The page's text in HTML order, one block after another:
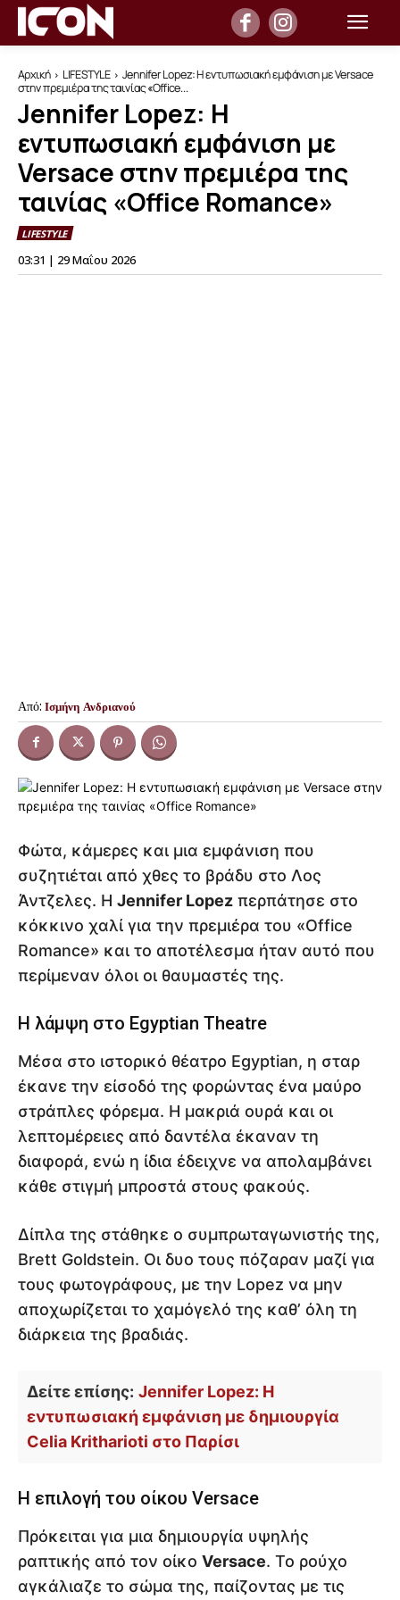
Αρχική LIFESTYLE
Jennifer Lopez: Η εντυπωσιακή εμφάνιση με Versace
στην πρεμιέρα της ταινίας «Office...
Jennifer Lopez: Η
εντυπωσιακή εμφάνιση με
Versace στην πρεμιέρα της
ταινίας «Office Romance»
LIFESTYLE
03:31 | 29 Μαΐου 2026
Από: Ισμήνη Ανδριανού
Φώτα, κάμερες και μια εμφάνιση που
συζητιέται από χθες το βράδυ στο Λος
Άντζελες. Η Jennifer Lopez περπάτησε στο
κόκκινο χαλί για την πρεμιέρα του «Office
Romance» και το αποτέλεσμα ήταν αυτό που
περίμεναν όλοι οι θαυμαστές της.
Η λάμψη στο Egyptian Theatre
Μέσα στο ιστορικό θέατρο Egyptian, η σταρ
έκανε την είσοδό της φορώντας ένα μαύρο
στράπλες φόρεμα. Η μακριά ουρά και οι
λεπτομέρειες από δαντέλα έκαναν τη
διαφορά, ενώ η ίδια έδειχνε να απολαμβάνει
κάθε στιγμή μπροστά στους φακούς.
Δίπλα της στάθηκε ο συμπρωταγωνιστής της,
Brett Goldstein. Οι δυο τους πόζαραν μαζί για
τους φωτογράφους, με την Lopez να μην
αποχωρίζεται το χαμόγελό της καθ’ όλη τη
διάρκεια της βραδιάς.
Δείτε επίσης: Jennifer Lopez: Η
εντυπωσιακή εμφάνιση με δημιουργία
Celia Kritharioti στο Παρίσι
Η επιλογή του οίκου Versace
Πρόκειται για μια δημιουργία υψηλής
ραπτικής από τον οίκο Versace. Το ρούχο
αγκάλιαζε το σώμα της, παίζοντας με τις